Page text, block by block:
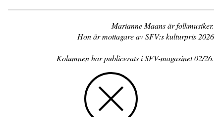
Marianne Maans är folkmusiker.
Hon är mottagare av SFV:s kulturpris 2026
Kolumnen har publicerats i SFV-magasinet 02/26.